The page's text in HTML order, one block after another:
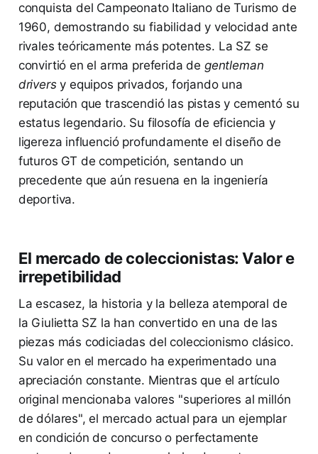
conquista del Campeonato Italiano de Turismo de
1960, demostrando su fiabilidad y velocidad ante
rivales teóricamente más potentes. La SZ se
convirtió en el arma preferida de gentleman
driversy equipos privados, forjando una
reputación que trascendió las pistas y cementó su
estatus legendario. Su filosofía de eficiencia y
ligereza influenció profundamente el diseño de
futuros GT de competición, sentando un
precedente que aún resuena en la ingeniería
deportiva.
El mercado de coleccionistas: Valor e
irrepetibilidad
La escasez, la historia y la belleza atemporal de
la Giulietta SZ la han convertido en una de las
piezas más codiciadas del coleccionismo clásico.
Su valor en el mercado ha experimentado una
apreciación constante. Mientras que el artículo
original mencionaba valores "superiores al millón
de dólares", el mercado actual para un ejemplar
en condición de concurso o perfectamente